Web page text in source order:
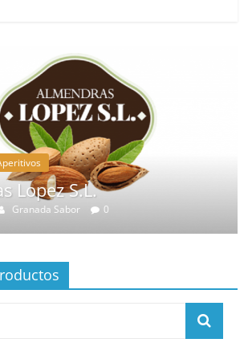
Lopez S.L.
Granada Sabor 0